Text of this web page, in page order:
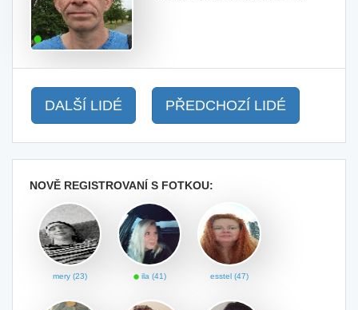
DALŠÍ LIDÉ PŘEDCHOZÍ LIDÉ
NOVĚ REGISTROVANÍ S FOTKOU:
mery (23) ila (41) esstel (47)